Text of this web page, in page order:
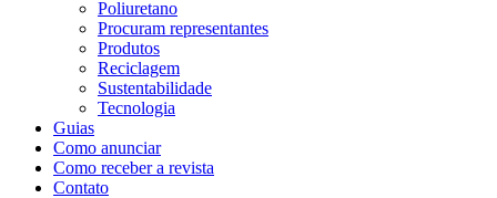
Poliuretano
Procuram representantes
Produtos
Reciclagem
Sustentabilidade
Tecnologia
Guias
Como anunciar
Como receber a revista
Contato